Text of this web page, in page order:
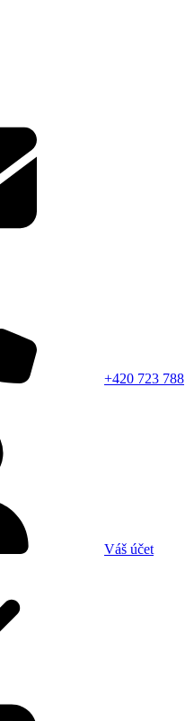
+420 723 788
Váš účet